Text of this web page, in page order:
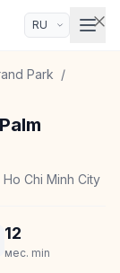
Park /
Chi Minh City
12
мес. min